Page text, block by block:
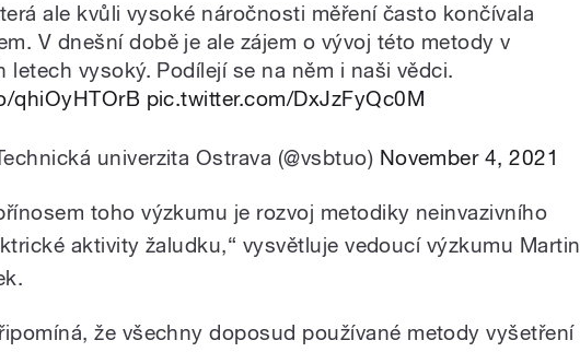
ale kvůli vysoké náročnosti měření často končívala
V dnešní době je ale zájem o vývoj této metody v
letech vysoký. Podílejí se na něm i naši vědci.
qhiOyHTOrB pic.twitter.com/DxJzFyQc0M
univerzita Ostrava (@vsbtuo) November 4, 2021
toho výzkumu je rozvoj metodiky neinvazivního
aktivity žaludku,“ vysvětluje vedoucí výzkumu Martin
že všechny doposud používané metody vyšetření